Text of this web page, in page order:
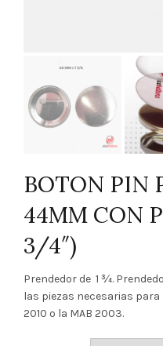
BOTON PIN
44MM CON
3/4″)
Prendedor de 1 ¾.
las piezas necesarias
2010 o la MAB 2003.